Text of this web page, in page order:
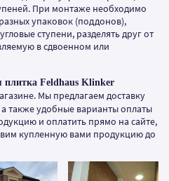
При монтаже необходимо
упаковок (поддонов),
ступени, разделять друг от
в сдвоенном или
плитка Feldhaus Klinker
Мы предлагаем доставку
также удобные варианты оплаты
и оплатить прямо на сайте,
купленную вами продукцию до